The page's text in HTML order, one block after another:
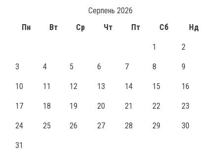
Серпень 2026
Пн
Вт Ср Чт Пт Сб Нд
1 2
3 4 5 6 7 8 9
10 11 12 13 14 15 16
17 18 19 20 21 22 23
24 25 26 27 28 29 30
31